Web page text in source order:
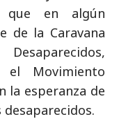
que en algún
de la Caravana
Movimiento
la esperanza de